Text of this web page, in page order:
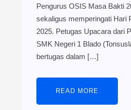
Pengurus OSIS Masa Bakti
sekaligus memperingati Hari
2025. Petugas Upacara dari
SMK Negeri 1 Blado
bertugas dalam […]
READ MORE